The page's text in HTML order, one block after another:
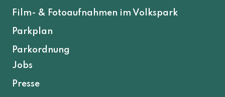
Film- & Fotoaufnahmen im Volkspark
Parkplan
Parkordnung
Jobs
Presse